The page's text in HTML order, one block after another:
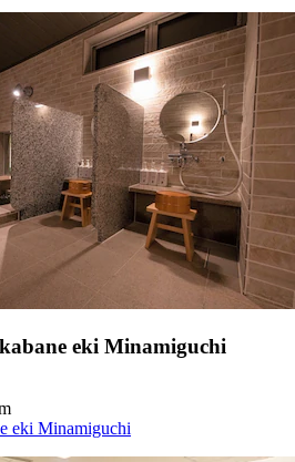
eki Minamiguchi
eki Minamiguchi